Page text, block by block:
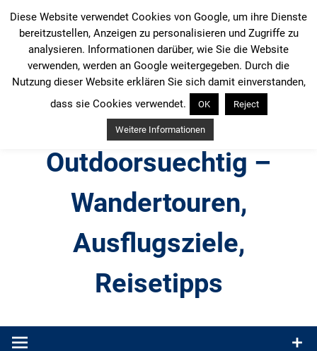
Inhalt
springen
Outdoorsuechtig –
Wandertouren,
Ausflugsziele,
Reisetipps
Produkttests und Buchrezensionen. Ein Blog für alle, die gern
Diese Website verwendet Cookies von Google, um ihre Dienste
bereitzustellen, Anzeigen zu personalisieren und Zugriffe zu
analysieren. Informationen darüber, wie Sie die Website
verwenden, werden an Google weitergegeben. Durch die
Nutzung dieser Website erklären Sie sich damit einverstanden,
dass sie Cookies verwendet.
OK Reject
Weitere Informationen